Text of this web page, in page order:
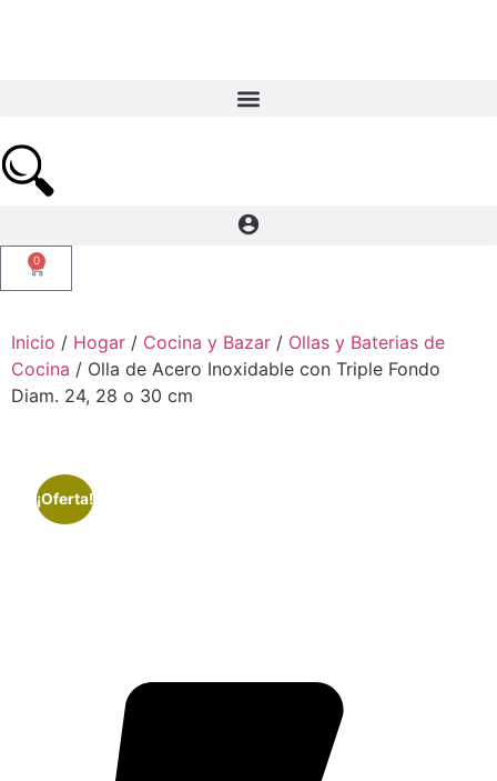
0
Inicio / Hogar / Cocina y Bazar / Ollas y Baterias de
Cocina / Olla de Acero Inoxidable con Triple Fondo
Diam. 24, 28 o 30 cm
¡Oferta!